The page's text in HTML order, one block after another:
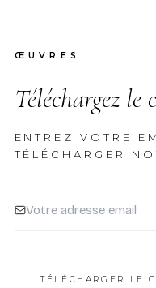
ŒUVRES
Téléchargez le
ENTREZ VOTRE
TÉLÉCHARGER
TÉLÉCHARGER LE